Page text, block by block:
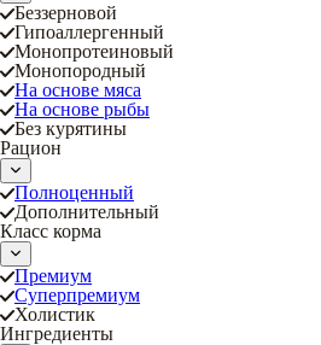
Беззерновой
Гипоаллергенный
Монопротеиновый
Монопородный
На основе мяса
На основе рыбы
Без курятины
Рацион
Полноценный
Дополнительный
Класс корма
Премиум
Суперпремиум
Холистик
Ингредиенты